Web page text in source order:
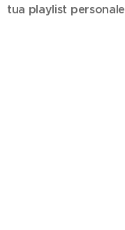
tua playlist personale